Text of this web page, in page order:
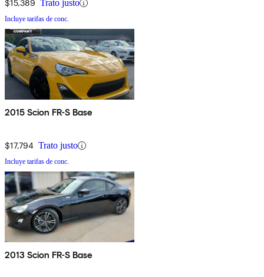
$15,389 Trato justo
Incluye tarifas de conc.
2015 Scion FR-S Base
$17,794 Trato justo
Incluye tarifas de conc.
2013 Scion FR-S Base